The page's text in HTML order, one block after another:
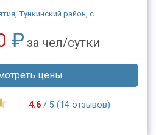
Тункинский район, с ...
₽ за чел/сутки
цены
4.6/ 5 (14 отзывов)